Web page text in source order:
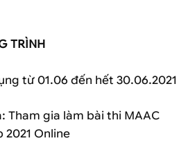
TRÌNH
từ 01.06 đến hết 30.06.2021
Tham gia làm bài thi MAAC
2021 Online